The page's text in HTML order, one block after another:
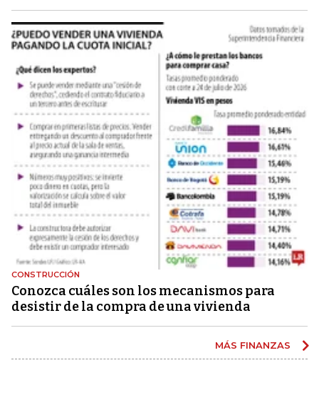
CONSTRUCCIÓN
Conozca cuáles son los mecanismos para
desistir de la compra de una vivienda
MÁS FINANZAS